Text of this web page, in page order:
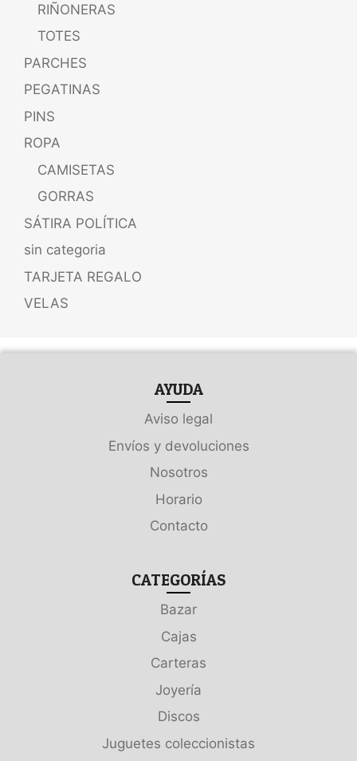
RIÑONERAS
TOTES
PARCHES
PEGATINAS
PINS
ROPA
CAMISETAS
GORRAS
SÁTIRA POLÍTICA
sin categoria
TARJETA REGALO
VELAS
AYUDA
Aviso legal
Envíos y devoluciones
Nosotros
Horario
Contacto
CATEGORÍAS
Bazar
Cajas
Carteras
Joyería
Discos
Juguetes coleccionistas